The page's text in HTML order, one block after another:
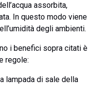
assorbita,
In questo modo viene
degli ambienti.
i benefici sopra citati è
regole:
lampada di sale della